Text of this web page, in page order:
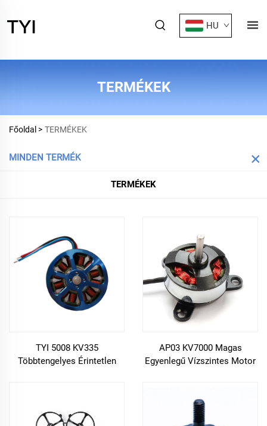
HU
TERMÉKEK
Főoldal > TERMÉKEK
MINDEN TERMÉK
TERMÉKEK
TYI 5008 KV335
Többtengelyes Érintetlen
AP03 KV7000 Magas
Egyenlegű Vízszintes Motor